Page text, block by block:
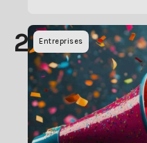
22Entreprises